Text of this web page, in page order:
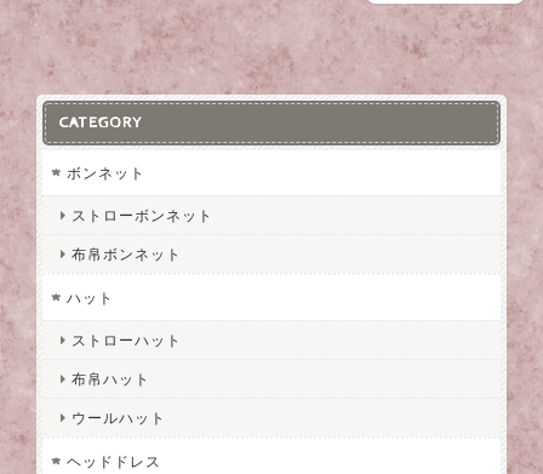
CATEGORY
ボンネット
ストローボンネット
布帛ボンネット
ハット
ストローハット
布帛ハット
ウールハット
ヘッドドレス